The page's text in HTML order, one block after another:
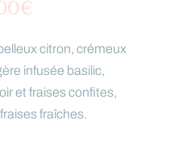
€
citron, crémeux
infusée basilic,
et fraises confites,
fraîches.